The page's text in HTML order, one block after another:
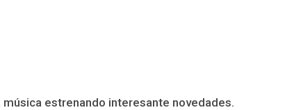
estrenando interesante novedades.